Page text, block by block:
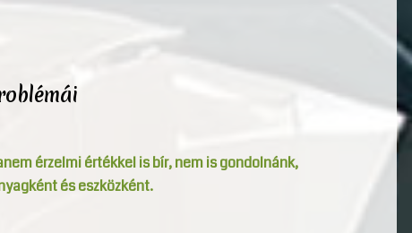
érzelmi értékkel is bír, nem is gondolnánk,
és eszközként.